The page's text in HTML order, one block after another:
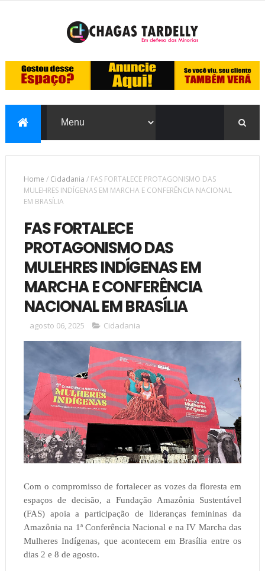
Home / Cidadania / FAS FORTALECE PROTAGONISMO DAS
MULEHRES INDÍGENAS EM MARCHA E CONFERÊNCIA NACIONAL
EM BRASÍLIA
FAS FORTALECE
PROTAGONISMO DAS
MULEHRES INDÍGENAS EM
MARCHA E CONFERÊNCIA
NACIONAL EM BRASÍLIA
agosto 06, 2025 Cidadania
Com o compromisso de fortalecer as vozes da floresta em
espaços de decisão, a Fundação Amazônia Sustentável
(FAS) apoia a participação de lideranças femininas da
Amazônia na 1ª Conferência Nacional e na IV Marcha das
Mulheres Indígenas, que acontecem em Brasília entre os
dias 2 e 8 de agosto.